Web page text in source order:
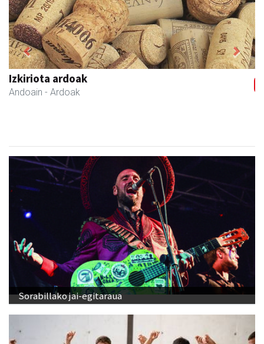
NutriEskola
Andoain - Ikasketak
Previous Next
Sorabillako jai-egitaraua